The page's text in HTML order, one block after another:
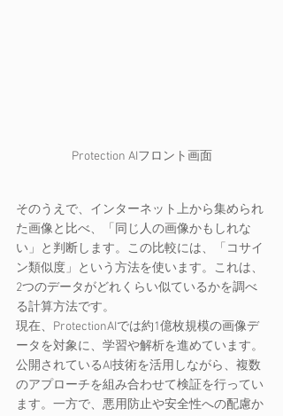
Protection AIフロント画面
そのうえで、インターネット上から集められ
た画像と比べ、「同じ人の画像かもしれな
い」と判断します。この比較には、「コサイ
ン類似度」という方法を使います。これは、
2つのデータがどれくらい似ているかを調べ
る計算方法です。
現在、ProtectionAIでは約1億枚規模の画像デ
ータを対象に、学習や解析を進めています。
公開されているAI技術を活用しながら、複数
のアプローチを組み合わせて検証を行ってい
ます。一方で、悪用防止や安全性への配慮か